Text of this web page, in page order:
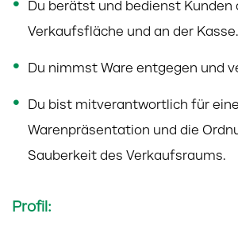
Du berätst und bedienst Kunden
Verkaufsfläche und an der Kasse.
Du nimmst Ware entgegen und
Du bist mitverantwortlich für
Warenpräsentation und die
Sauberkeit des Verkaufsraums.
Profil: